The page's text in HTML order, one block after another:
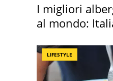
I migliori
al mondo:
LIFESTYLE